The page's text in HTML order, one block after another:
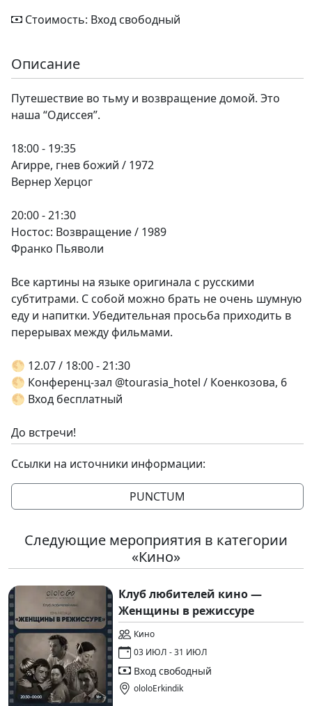
Стоимость: Вход свободный
Описание
Путешествие во тьму и возвращение домой. Это
наша “Одиссея”.
18:00 - 19:35
Агирре, гнев божий / 1972
Вернер Херцог
20:00 - 21:30
Ностос: Возвращение / 1989
Франко Пьяволи
Все картины на языке оригинала с русскими
субтитрами. С собой можно брать не очень шумную
еду и напитки. Убедительная просьба приходить в
перерывах между фильмами.
🌕 12.07 / 18:00 - 21:30
🌕 Конференц-зал @tourasia_hotel / Коенкозова, 6
🌕 Вход бесплатный
До встречи!
Ссылки на источники информации:
PUNCTUM
Следующие мероприятия в категории
«Кино»
Клуб любителей кино —
Женщины в режиссуре
Кино
03 ИЮЛ - 31 ИЮЛ
Вход свободный
ololoErkindik